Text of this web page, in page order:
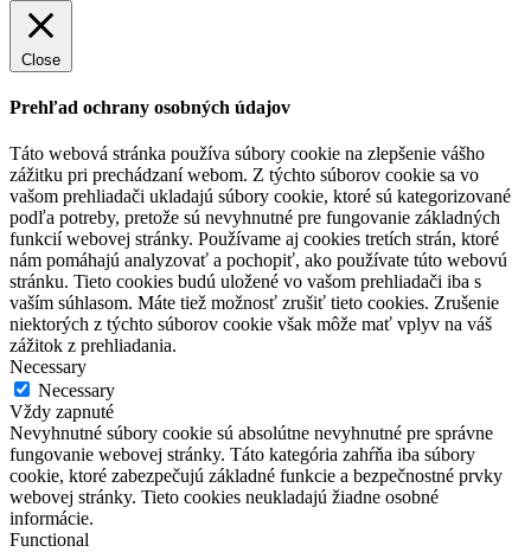
Close
Prehľad ochrany osobných údajov
Táto webová stránka používa súbory cookie na zlepšenie vášho
zážitku pri prechádzaní webom. Z týchto súborov cookie sa vo
vašom prehliadači ukladajú súbory cookie, ktoré sú kategorizované
podľa potreby, pretože sú nevyhnutné pre fungovanie základných
funkcií webovej stránky. Používame aj cookies tretích strán, ktoré
nám pomáhajú analyzovať a pochopiť, ako používate túto webovú
stránku. Tieto cookies budú uložené vo vašom prehliadači iba s
vaším súhlasom. Máte tiež možnosť zrušiť tieto cookies. Zrušenie
niektorých z týchto súborov cookie však môže mať vplyv na váš
zážitok z prehliadania.
Necessary
Necessary
Vždy zapnuté
Nevyhnutné súbory cookie sú absolútne nevyhnutné pre správne
fungovanie webovej stránky. Táto kategória zahŕňa iba súbory
cookie, ktoré zabezpečujú základné funkcie a bezpečnostné prvky
webovej stránky. Tieto cookies neukladajú žiadne osobné
informácie.
Functional